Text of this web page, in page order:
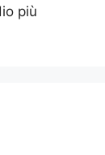
più